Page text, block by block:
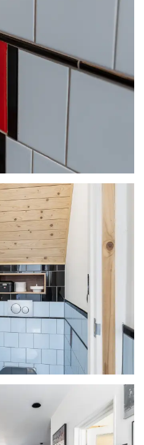
bij het uitvoeren
exacte maten voor een
zijn, adviseren wij
(kandidaat)koper(s)
in de
op een passend
en schade te
ouder dan 30
koopakte een
opgenomen.
bij de koper. Het
inschrijving in
verkoper betaald
deze doorhaling
BTW dan wordt het
rekening gebracht.
kiest buiten een
de verkochte
de eventuele kosten
een eventuele
voor rekening van de